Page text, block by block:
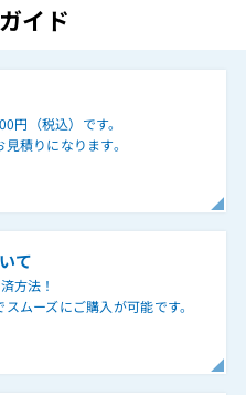
イド
円（税込）です。
積りになります。
て
方法！
ムーズにご購入が可能です。